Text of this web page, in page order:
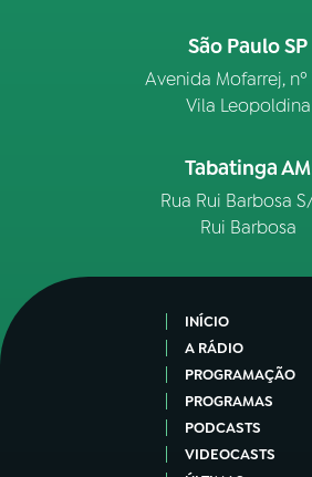
São Paulo SP
Avenida Mofarrej, nº
Vila Leopoldina
Tabatinga AM
Rua Rui Barbosa
Rui Barbosa
INÍCIO
A RÁDIO
PROGRAMAÇÃO
PROGRAMAS
PODCASTS
VIDEOCASTS